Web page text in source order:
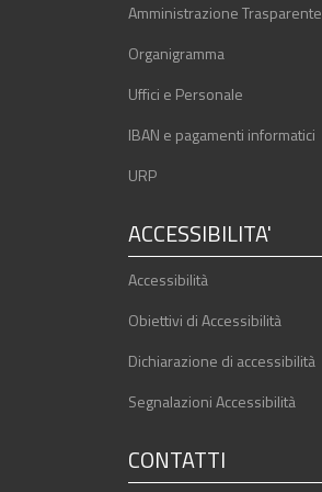
Amministrazione Trasparente
Organigramma
Uffici e Personale
IBAN e pagamenti informatici
URP
ACCESSIBILITA'
Accessibilità
Obiettivi di Accessibilità
Dichiarazione di accessibilità
Segnalazioni Accessibilità
CONTATTI